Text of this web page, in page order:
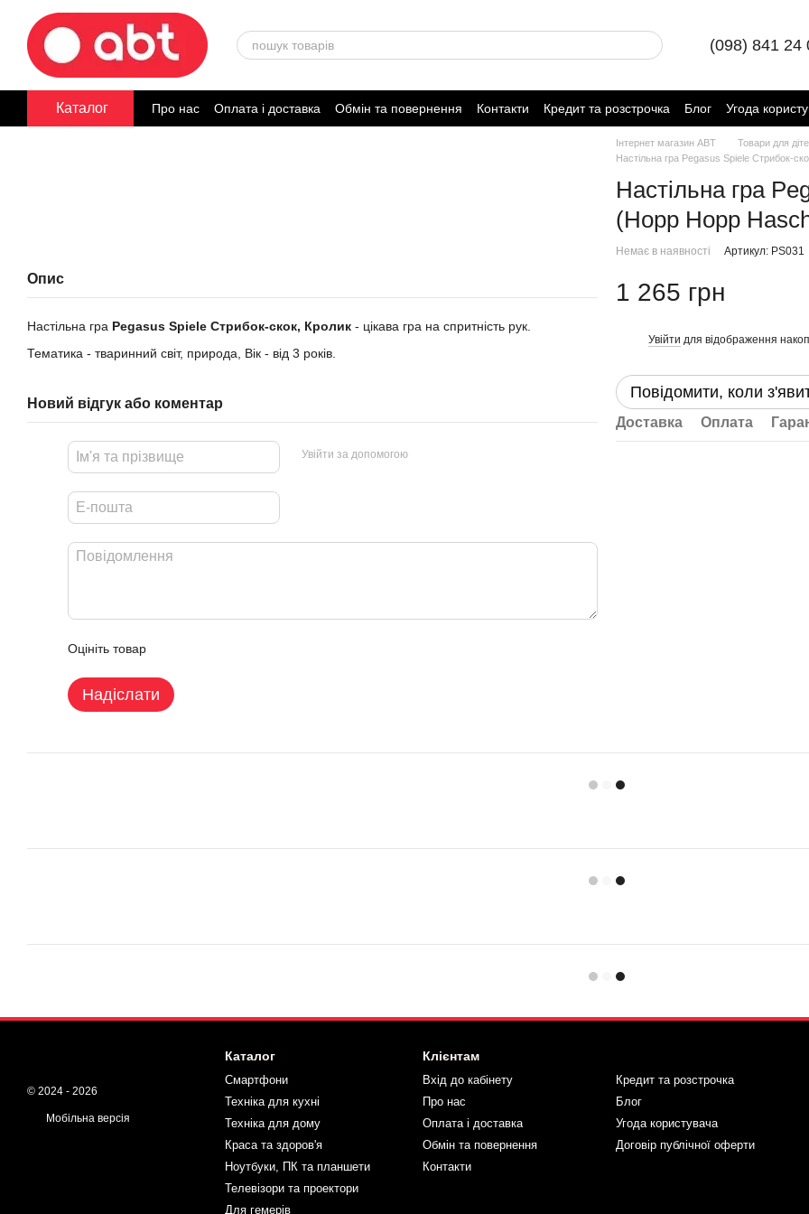
Перейти до основного контенту
(098) 841 24
Каталог Про нас Оплата і доставка Обмін та повернення Контакти Кредит та розстрочка Блог
Угода
Договір публічної оферти
Опис
Настільна гра Pegasus Spiele Стрибок-скок, Кролик - цікава гра на спритність рук.
Тематика - тваринний світ, природа, Вік - від 3 років.
Новий відгук або коментар
Увійти за допомогою
Оцініть товар
Надіслати
Інтернет магазин ABT
Товари для
Настільна гра Pegasus Spiele Стрибок-
Настільна гра
(Hopp Hopp
Немає в наявності Артикул: PS031
1 265 грн
Увійти для відображення
Повідомити, коли
Доставка Оплата
© 2024 - 2026
Мобільна версія
Каталог
Смартфони
Техніка для кухні
Техніка для дому
Краса та здоров'я
Ноутбуки, ПК та планшети
Телевізори та проектори
Для гемерів
Клієнтам
Вхід до кабінету
Про нас
Оплата і доставка
Обмін та повернення
Контакти
Кредит та розстрочка
Блог
Угода користувача
Договір публічної оферти